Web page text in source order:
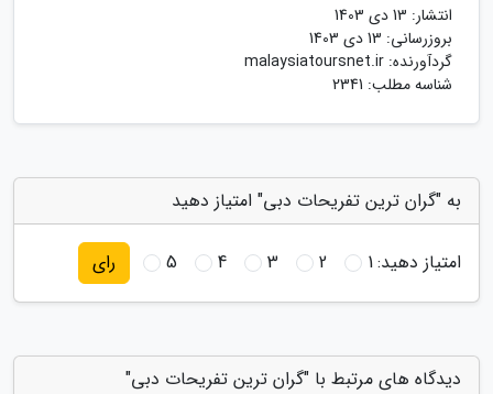
انتشار: 13 دی 1403
بروزرسانی: 13 دی 1403
گردآورنده: malaysiatoursnet.ir
شناسه مطلب: 2341
به "گران ترین تفریحات دبی" امتیاز دهید
امتیاز دهید:1
2
3
4
5 رای
دیدگاه های مرتبط با "گران ترین تفریحات دبی"